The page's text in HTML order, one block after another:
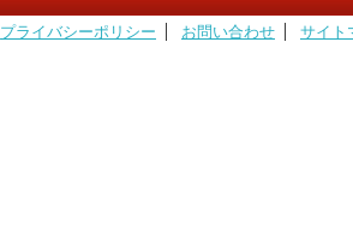
プライバシーポリシー お問い合わせ サイト